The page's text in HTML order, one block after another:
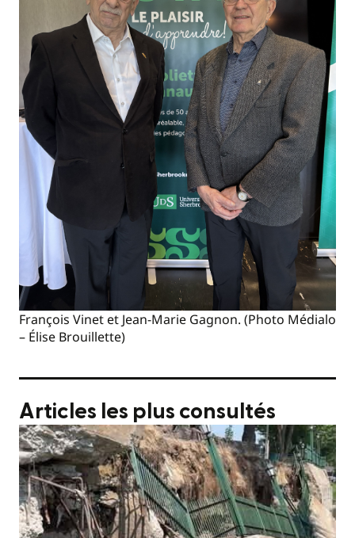
François Vinet et Jean-Marie Gagnon. (Photo Médialo
– Élise Brouillette)
Articles les plus consultés